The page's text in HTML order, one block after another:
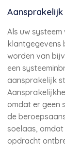
Als uw
klantgegevens
worden van
een
aansprakelijk
omdat er geen
de
soelaas,
opdracht